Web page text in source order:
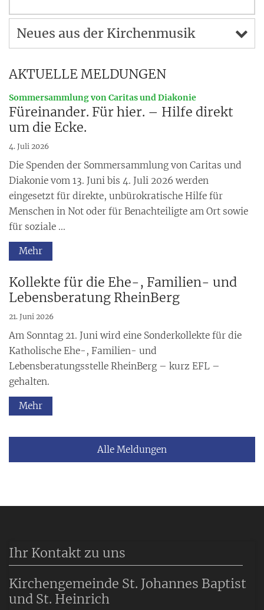
Neues aus der Kirchenmusik
AKTUELLE MELDUNGEN
Sommersammlung von Caritas und Diakonie:
Füreinander. Für hier. – Hilfe direkt
um die Ecke.
4. Juli 2026
Die Spenden der Sommersammlung von Caritas und
Diakonie vom 13. Juni bis 4. Juli 2026 werden
eingesetzt für direkte, unbürokratische Hilfe für
Menschen in Not oder für Benachteiligte am Ort sowie
für soziale ...
Mehr
Kollekte für die Ehe-, Familien- und
Lebensberatung RheinBerg
21. Juni 2026
Am Sonntag 21. Juni wird eine Sonderkollekte für die
Katholische Ehe-, Familien- und
Lebensberatungsstelle RheinBerg – kurz EFL –
gehalten.
Mehr
Alle Meldungen
Ihr Kontakt zu uns
Kirchengemeinde St. Johannes Baptist
und St. Heinrich